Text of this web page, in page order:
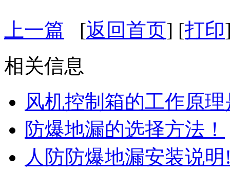
上一篇 [返回首页] [打印
相关信息
风机控制箱的工作原
防爆地漏的选择方法！
人防防爆地漏安装说